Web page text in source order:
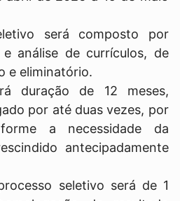
será composto por
análise de currículos, de
e eliminatório.
duração de 12 meses,
por até duas vezes, por
a necessidade da
antecipadamente
seletivo será de 1